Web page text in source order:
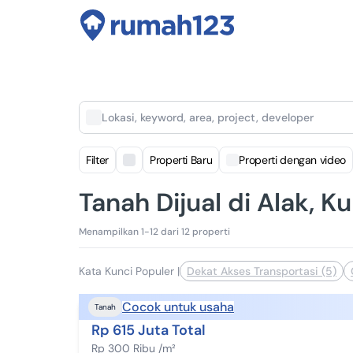
Lokasi, keyword, area, project, developer
Filter Properti Baru Properti dengan video
Tanah Dijual di Alak,
Menampilkan 1-12 dari 12 properti
Kata Kunci Populer | Dekat Akses Transportasi (5)
Tanah Cocok untuk usaha
Rp 615 Juta Total
Rp 300 Ribu /m²